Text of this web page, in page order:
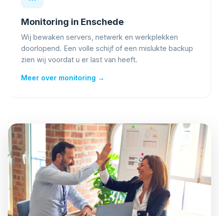
Monitoring in Enschede
Wij bewaken servers, netwerk en werkplekken
doorlopend. Een volle schijf of een mislukte backup
zien wij voordat u er last van heeft.
Meer over monitoring →